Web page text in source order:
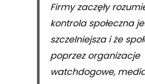
Firmy zaczęły
kontrola społeczna
szczelniejsza i że
poprzez organizacje
watchdogowe,